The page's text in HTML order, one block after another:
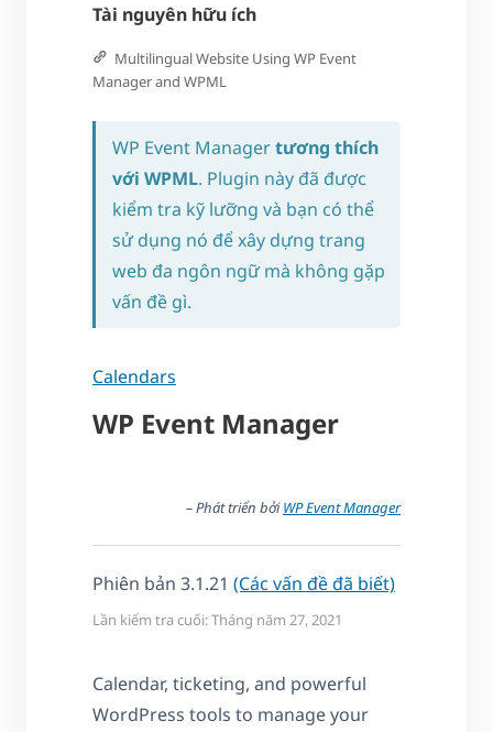
Tài nguyên hữu ích
Multilingual Website Using WP Event
Manager and WPML
WP Event Managertương thích
với WPML. Plugin này đã được
kiểm tra kỹ lưỡng và bạn có thể
sử dụng nó để xây dựng trang
web đa ngôn ngữ mà không gặp
vấn đề gì.
Calendars
WP Event Manager
– Phát triển bởiWP Event Manager
Phiên bản 3.1.21 (Các vấn đề đã biết)
Lần kiểm tra cuối: Tháng năm 27, 2021
Calendar, ticketing, and powerful
WordPress tools to manage your